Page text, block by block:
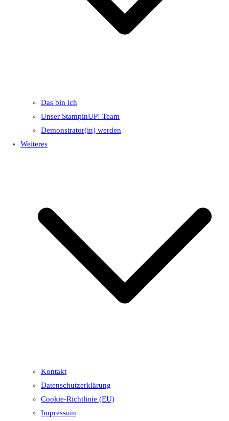
Das bin ich
Unser StampinUP! Team
Demonstrator(in) werden
Weiteres
Kontakt
Datenschutzerklärung
Cookie-Richtlinie (EU)
Impressum